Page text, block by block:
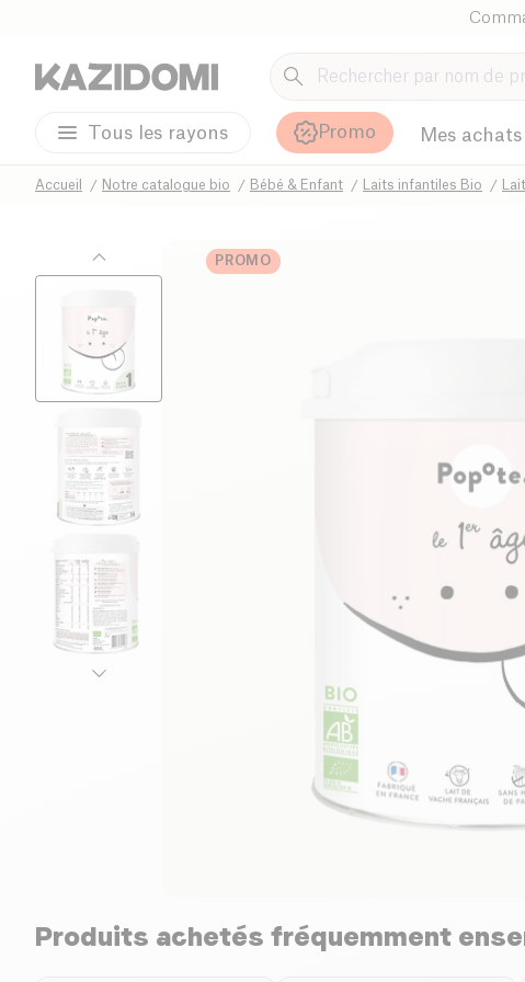
Tous les rayons Promo Mes
Accueil Notre catalogue bio Bébé & Enfant Laits infantiles Bio
PROMO
Produits achetés fréquemment